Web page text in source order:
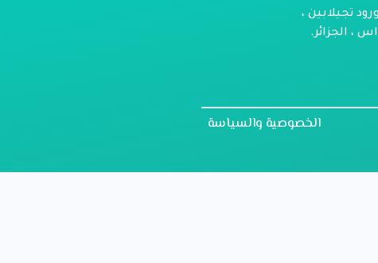
تجيلابين ،
، الجزائر.
الخصوصية والسياسة